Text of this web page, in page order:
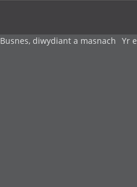
Busnes, diwydiant a masnach Yr